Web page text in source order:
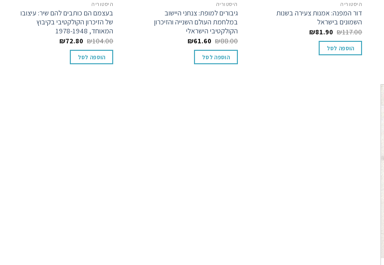
היסטוריה
דור המפנה: אמנות צעירה בשנות
השמונים בישראל
₪117.00
₪81.90
הוספה לסל
היסטוריה
גיבורים למופת: צנחני היישוב
במלחמת העולם השנייה והזיכרון
הקולקטיבי הישראלי
₪88.00
₪61.60
הוספה לסל
היסטוריה
בעצמם הם כותבים להם שיר: עיצובו
של הזיכרון הקולקטיבי בקיבוץ
המאוחד, 1978-1948
₪104.00
₪72.80
הוספה לסל